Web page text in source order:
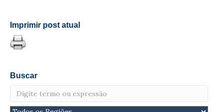
Imprimir post atual
Buscar